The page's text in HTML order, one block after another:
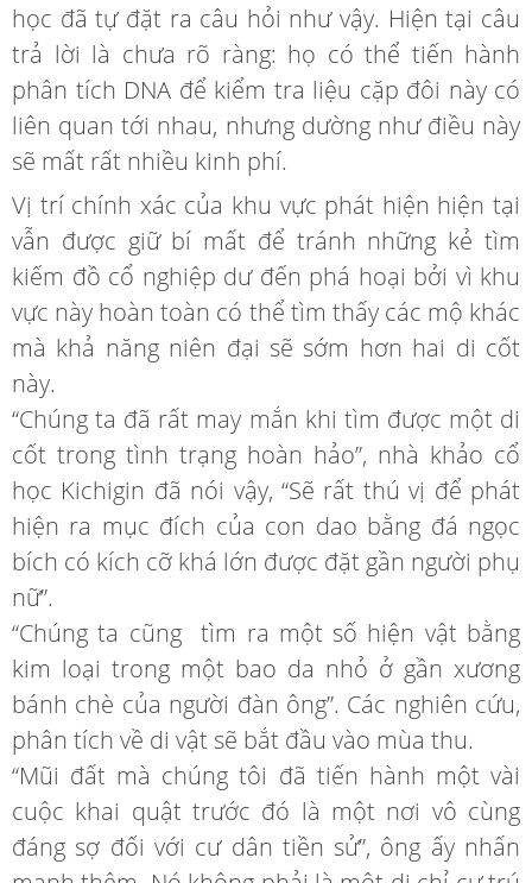
học đã tự đặt ra câu hỏi như vậy. Hiện tại câu
trả lời là chưa rõ ràng: họ có thể tiến hành
phân tích DNA để kiểm tra liệu cặp đôi này có
liên quan tới nhau, nhưng dường như điều này
sẽ mất rất nhiều kinh phí.
Vị trí chính xác của khu vực phát hiện hiện tại
vẫn được giữ bí mất để tránh những kẻ tìm
kiếm đồ cổ nghiệp dư đến phá hoại bởi vì khu
vực này hoàn toàn có thể tìm thấy các mộ khác
mà khả năng niên đại sẽ sớm hơn hai di cốt
này.
“Chúng ta đã rất may mắn khi tìm được một di
cốt trong tình trạng hoàn hảo”, nhà khảo cổ
học Kichigin đã nói vậy, “Sẽ rất thú vị để phát
hiện ra mục đích của con dao bằng đá ngọc
bích có kích cỡ khá lớn được đặt gần người phụ
nữ”.
“Chúng ta cũng tìm ra một số hiện vật bằng
kim loại trong một bao da nhỏ ở gần xương
bánh chè của người đàn ông”. Các nghiên cứu,
phân tích về di vật sẽ bắt đầu vào mùa thu.
“Mũi đất mà chúng tôi đã tiến hành một vài
cuộc khai quật trước đó là một nơi vô cùng
đáng sợ đối với cư dân tiền sử”, ông ấy nhấn